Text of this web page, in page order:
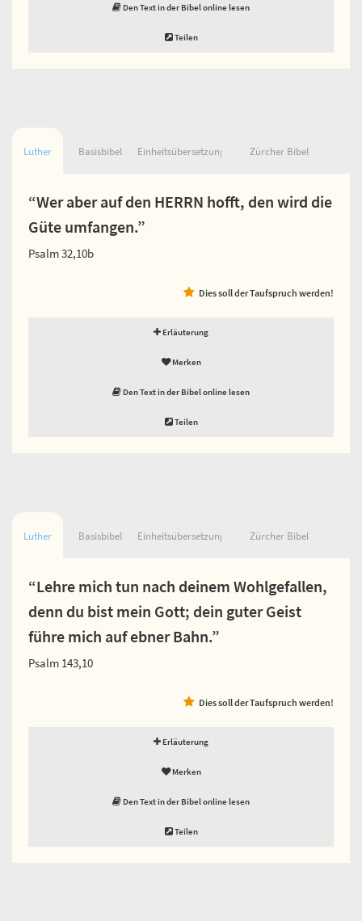
Den Text in der Bibel online lesen
Teilen
Luther Basisbibel Einheitsübersetzung Zürcher Bibel
“Wer aber auf den HERRN hofft, den wird die
Güte umfangen.”
Psalm 32,10b
Dies soll der Taufspruch werden!
Erläuterung
Merken
Den Text in der Bibel online lesen
Teilen
Luther Basisbibel Einheitsübersetzung Zürcher Bibel
“Lehre mich tun nach deinem Wohlgefallen,
denn du bist mein Gott; dein guter Geist
führe mich auf ebner Bahn.”
Psalm 143,10
Dies soll der Taufspruch werden!
Erläuterung
Merken
Den Text in der Bibel online lesen
Teilen